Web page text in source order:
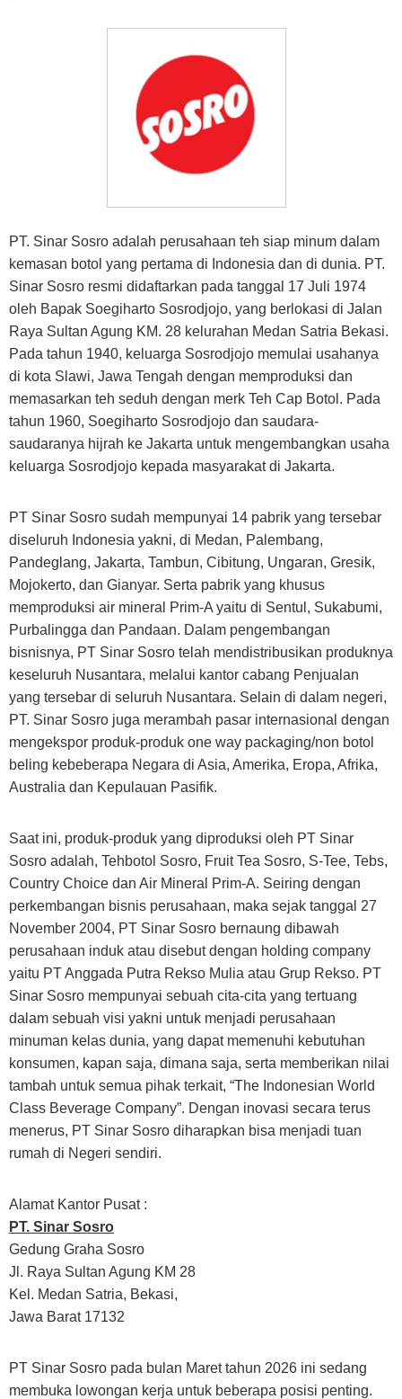
PT. Sinar Sosro adalah perusahaan teh siap minum dalam
kemasan botol yang pertama di Indonesia dan di dunia. PT.
Sinar Sosro resmi didaftarkan pada tanggal 17 Juli 1974
oleh Bapak Soegiharto Sosrodjojo, yang berlokasi di Jalan
Raya Sultan Agung KM. 28 kelurahan Medan Satria Bekasi.
Pada tahun 1940, keluarga Sosrodjojo memulai usahanya
di kota Slawi, Jawa Tengah dengan memproduksi dan
memasarkan teh seduh dengan merk Teh Cap Botol. Pada
tahun 1960, Soegiharto Sosrodjojo dan saudara-
saudaranya hijrah ke Jakarta untuk mengembangkan usaha
keluarga Sosrodjojo kepada masyarakat di Jakarta.
PT Sinar Sosro sudah mempunyai 14 pabrik yang tersebar
diseluruh Indonesia yakni, di Medan, Palembang,
Pandeglang, Jakarta, Tambun, Cibitung, Ungaran, Gresik,
Mojokerto, dan Gianyar. Serta pabrik yang khusus
memproduksi air mineral Prim-A yaitu di Sentul, Sukabumi,
Purbalingga dan Pandaan. Dalam pengembangan
bisnisnya, PT Sinar Sosro telah mendistribusikan produknya
keseluruh Nusantara, melalui kantor cabang Penjualan
yang tersebar di seluruh Nusantara. Selain di dalam negeri,
PT. Sinar Sosro juga merambah pasar internasional dengan
mengekspor produk-produk one way packaging/non botol
beling kebeberapa Negara di Asia, Amerika, Eropa, Afrika,
Australia dan Kepulauan Pasifik.
Saat ini, produk-produk yang diproduksi oleh PT Sinar
Sosro adalah, Tehbotol Sosro, Fruit Tea Sosro, S-Tee, Tebs,
Country Choice dan Air Mineral Prim-A. Seiring dengan
perkembangan bisnis perusahaan, maka sejak tanggal 27
November 2004, PT Sinar Sosro bernaung dibawah
perusahaan induk atau disebut dengan holding company
yaitu PT Anggada Putra Rekso Mulia atau Grup Rekso. PT
Sinar Sosro mempunyai sebuah cita-cita yang tertuang
dalam sebuah visi yakni untuk menjadi perusahaan
minuman kelas dunia, yang dapat memenuhi kebutuhan
konsumen, kapan saja, dimana saja, serta memberikan nilai
tambah untuk semua pihak terkait, “The Indonesian World
Class Beverage Company”. Dengan inovasi secara terus
menerus, PT Sinar Sosro diharapkan bisa menjadi tuan
rumah di Negeri sendiri.
Alamat Kantor Pusat :
PT. Sinar Sosro
Gedung Graha Sosro
Jl. Raya Sultan Agung KM 28
Kel. Medan Satria, Bekasi,
Jawa Barat 17132
PT Sinar Sosro pada bulan Maret tahun 2026 ini sedang
membuka lowongan kerja untuk beberapa posisi penting.